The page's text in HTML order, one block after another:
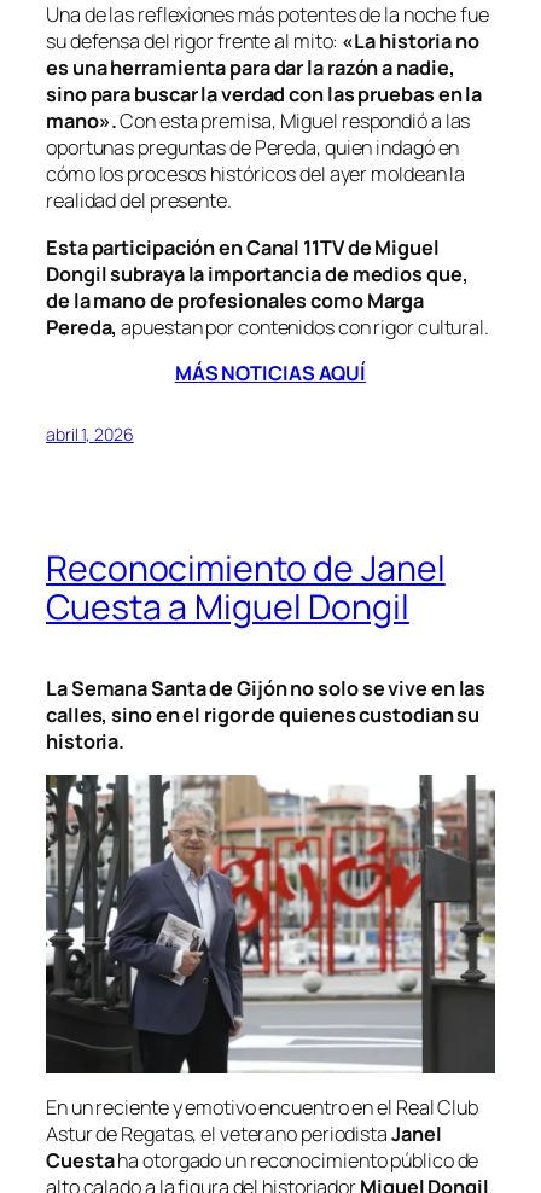
Una de las reflexiones más potentes de la noche fue
su defensa del rigor frente al mito: «La historia no
es una herramienta para dar la razón a nadie,
sino para buscar la verdad con las pruebas en la
mano».Con esta premisa, Miguel respondió a las
oportunas preguntas de Pereda, quien indagó en
cómo los procesos históricos del ayer moldean la
realidad del presente.
Esta participación en Canal 11TV de Miguel
Dongil subraya la importancia de medios que,
de la mano de profesionales como Marga
Pereda,apuestan por contenidos con rigor cultural.
MÁS NOTICIAS AQUÍ
abril 1, 2026
Reconocimiento de Janel
Cuesta a Miguel Dongil
La Semana Santa de Gijón no solo se vive en las
calles, sino en el rigor de quienes custodian su
historia.
En un reciente y emotivo encuentro en el Real Club
Astur de Regatas, el veterano periodistaJanel
Cuestaha otorgado un reconocimiento público de
alto calado a la figura del historiadorMiguel Dongil.